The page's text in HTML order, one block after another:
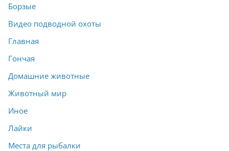
Борзые
Видео подводной охоты
Главная
Гончая
Домашние животные
Животный мир
Иное
Лайки
Места для рыбалки